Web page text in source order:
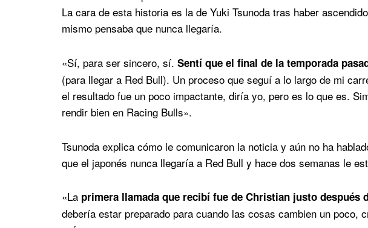
La cara de esta historia es la de Yuki Tsunoda tras haber
mismo pensaba que nunca llegaría.
«Sí, para ser sincero, sí. Sentí que el final de la temporada
(para llegar a Red Bull). Un proceso que seguí a lo largo de mi
el resultado fue un poco impactante, diría yo, pero es lo que es.
rendir bien en Racing Bulls».
Tsunoda explica cómo le comunicaron la noticia y aún no ha
que el japonés nunca llegaría a Red Bull y hace dos semanas le
«La primera llamada que recibí fue de Christian justo después
debería estar preparado para cuando las cosas cambien un poco,